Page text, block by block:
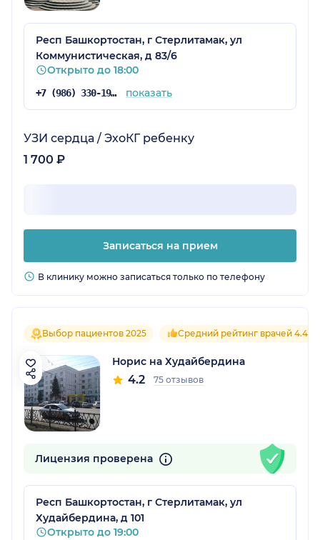
Респ Башкортостан, г Стерлитамак, ул
Коммунистическая, д 83/6
Открыто до 18:00
+7 (986) 330-19-84 показать
УЗИ сердца / ЭхоКГ ребенку
1 700 ₽
Записаться на прием
В клинику можно записаться только по телефону
Выбор пациентов 2025 Средний рейтинг врачей 4.4
Норис на Худайбердина
4.2 75 отзывов
Лицензия проверена
Респ Башкортостан, г Стерлитамак, ул
Худайбердина, д 101
Открыто до 19:00